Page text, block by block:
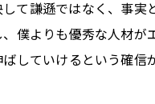
て謙遜ではなく、事実
僕よりも優秀な人材が
していけるという確信